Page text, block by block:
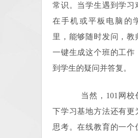
常识。当学生遇到学习
在手机或平板电脑的
里，能够随时发问，教
一键生成这个班的工作
到学生的疑问并答复。
当然，101网校
下学习基地方法还有更
思考。在线教育的一个